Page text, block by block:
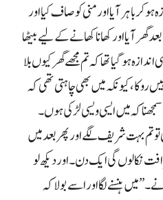
کر باہر آیا اور منی کو صاف کیا اور
گھر آیا اور کھانا کھانے کے لیے بیٹھا
ہو گیا تھا کہ تم مجھے گھر کیوں بلا
کیونکہ میں بھی چاہتی تھی کہ
کہ میں ایسی ویسی لڑکی ہوں۔
تم بہت شریف لگے اور پھر بعد میں
نکالوں گی ایک دن۔ اور دیکھ لو
ہنسنے لگا اور اسے بولا کہ